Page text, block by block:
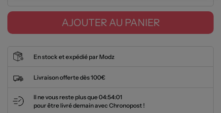
AJOUTER AU PANIER
En stock et expédié par Modz
Livraison offerte dès 100€
Il ne vous reste plus que04:54:01
pour être livré demain avec Chronopost !